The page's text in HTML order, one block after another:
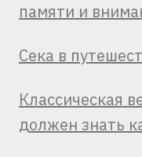
памяти и
Сека в
Классическая
должен знать